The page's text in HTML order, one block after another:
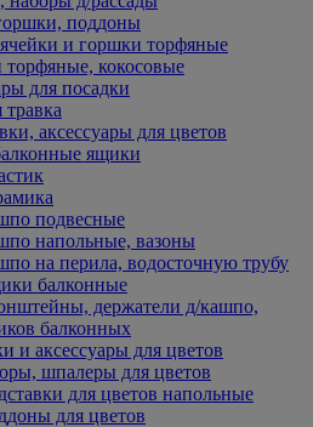
поддоны
и горшки торфяные
торфяные, кокосовые
для посадки
травка
аксессуары для цветов
ящики
подвесные
напольные, вазоны
на перила, водосточную трубу
балконные
держатели д/кашпо,
балконных
и аксессуары для цветов
шпалеры для цветов
для цветов напольные
для цветов